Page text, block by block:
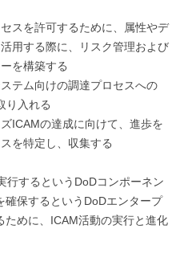
スを許可するために、属性やデ
用する際に、リスク管理および
を構築する
テム向けの調達プロセスへの
り入れる
ICAMの達成に向けて、進歩を
を特定し、収集する
行するというDoDコンポーネン
確保するというDoDエンタープ
ために、ICAM活動の実行と進化